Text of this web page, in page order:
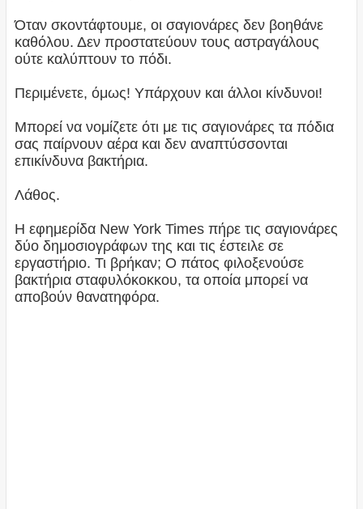
Όταν σκοντάφτουμε, οι σαγιονάρες δεν βοηθάνε
καθόλου. Δεν προστατεύουν τους αστραγάλους
ούτε καλύπτουν το πόδι.
Περιμένετε, όμως! Υπάρχουν και άλλοι κίνδυνοι!
Μπορεί να νομίζετε ότι με τις σαγιονάρες τα πόδια
σας παίρνουν αέρα και δεν αναπτύσσονται
επικίνδυνα βακτήρια.
Λάθος.
Η εφημερίδα New York Times πήρε τις σαγιονάρες
δύο δημοσιογράφων της και τις έστειλε σε
εργαστήριο. Τι βρήκαν; Ο πάτος φιλοξενούσε
βακτήρια σταφυλόκοκκου, τα οποία μπορεί να
αποβούν θανατηφόρα.